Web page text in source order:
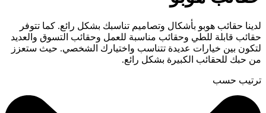
لدينا حقائب هوبو بأشكال وتصاميم تناسبك بشكل رائع. كما تتوفر
حقائب قابلة للطي وحقائب مناسبة للعمل وحقائب التسوق والعديد
لتكون بين خيارات عديدة تتناسب واختيارك الشخصي. حيث ستعزز
من حبك للحقائب الكبيرة بشكل رائع.
ترتيب حسب